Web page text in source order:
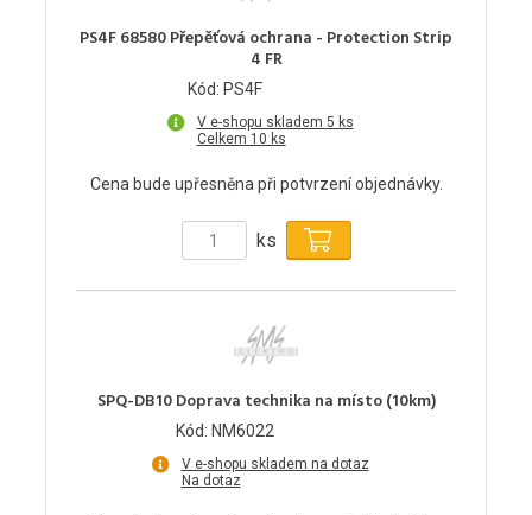
PS4F 68580 Přepěťová ochrana - Protection Strip
4 FR
Kód: PS4F
V e-shopu skladem 5 ks
Celkem 10 ks
Cena bude upřesněna při potvrzení objednávky.
ks
SPQ-DB10 Doprava technika na místo (10km)
Kód: NM6022
V e-shopu skladem na dotaz
Na dotaz